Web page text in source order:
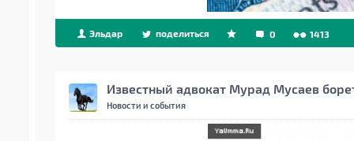
Эльдар поделиться 0 1413
Известный адвокат Мурад Мусаев
Новости и события